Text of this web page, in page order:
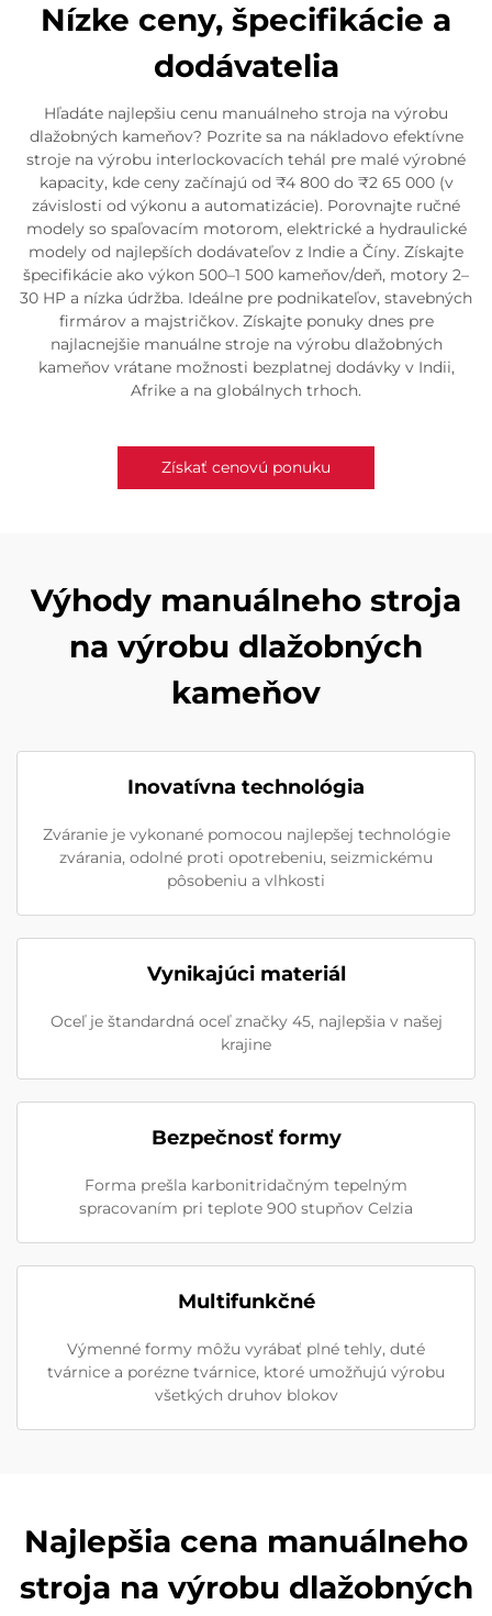
Nízke ceny, špecifikácie a
dodávatelia
Hľadáte najlepšiu cenu manuálneho stroja na výrobu
dlažobných kameňov? Pozrite sa na nákladovo efektívne
stroje na výrobu interlockovacích tehál pre malé výrobné
kapacity, kde ceny začínajú od ₹4 800 do ₹2 65 000 (v
závislosti od výkonu a automatizácie). Porovnajte ručné
modely so spaľovacím motorom, elektrické a hydraulické
modely od najlepších dodávateľov z Indie a Číny. Získajte
špecifikácie ako výkon 500–1 500 kameňov/deň, motory 2–
30 HP a nízka údržba. Ideálne pre podnikateľov, stavebných
firmárov a majstričkov. Získajte ponuky dnes pre
najlacnejšie manuálne stroje na výrobu dlažobných
kameňov vrátane možnosti bezplatnej dodávky v Indii,
Afrike a na globálnych trhoch.
Získať cenovú ponuku
Výhody manuálneho stroja
na výrobu dlažobných
kameňov
Inovatívna technológia
Zváranie je vykonané pomocou najlepšej technológie
zvárania, odolné proti opotrebeniu, seizmickému
pôsobeniu a vlhkosti
Vynikajúci materiál
Oceľ je štandardná oceľ značky 45, najlepšia v našej
krajine
Bezpečnosť formy
Forma prešla karbonitridačným tepelným
spracovaním pri teplote 900 stupňov Celzia
Multifunkčné
Výmenné formy môžu vyrábať plné tehly, duté
tvárnice a porézne tvárnice, ktoré umožňujú výrobu
všetkých druhov blokov
Najlepšia cena manuálneho
stroja na výrobu dlažobných